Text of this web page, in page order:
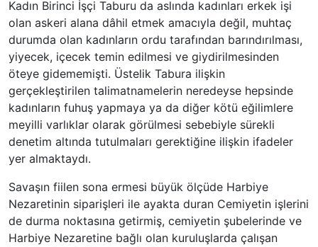
Kadın Birinci İşçi Taburu da aslında kadınları erkek işi
olan askeri alana dâhil etmek amacıyla değil, muhtaç
durumda olan kadınların ordu tarafından barındırılması,
yiyecek, içecek temin edilmesi ve giydirilmesinden
öteye gidememişti. Üstelik Tabura ilişkin
gerçekleştirilen talimatnamelerin neredeyse hepsinde
kadınların fuhuş yapmaya ya da diğer kötü eğilimlere
meyilli varlıklar olarak görülmesi sebebiyle sürekli
denetim altında tutulmaları gerektiğine ilişkin ifadeler
yer almaktaydı.
Savaşın fiilen sona ermesi büyük ölçüde Harbiye
Nezaretinin siparişleri ile ayakta duran Cemiyetin işlerini
de durma noktasına getirmiş, cemiyetin şubelerinde ve
Harbiye Nezaretine bağlı olan kuruluşlarda çalışan